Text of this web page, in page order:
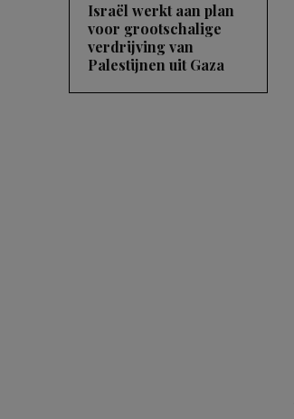
Israël werkt aan plan
voor grootschalige
verdrijving van
Palestijnen uit Gaza